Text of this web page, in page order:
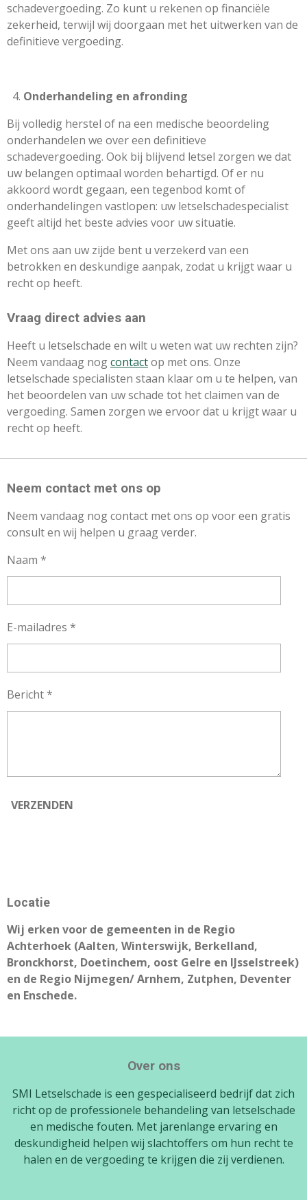
schadevergoeding. Zo kunt u rekenen op financiële
zekerheid, terwijl wij doorgaan met het uitwerken van de
definitieve vergoeding.
Onderhandeling en afronding
Bij volledig herstel of na een medische beoordeling
onderhandelen we over een definitieve
schadevergoeding. Ook bij blijvend letsel zorgen we dat
uw belangen optimaal worden behartigd. Of er nu
akkoord wordt gegaan, een tegenbod komt of
onderhandelingen vastlopen: uw letselschadespecialist
geeft altijd het beste advies voor uw situatie.
Met ons aan uw zijde bent u verzekerd van een
betrokken en deskundige aanpak, zodat u krijgt waar u
recht op heeft.
Vraag direct advies aan
Heeft u letselschade en wilt u weten wat uw rechten zijn?
Neem vandaag nogcontactop met ons. Onze
letselschade specialisten staan klaar om u te helpen, van
het beoordelen van uw schade tot het claimen van de
vergoeding. Samen zorgen we ervoor dat u krijgt waar u
recht op heeft.
Neem contact met ons op
Neem vandaag nog contact met ons op voor een gratis
consult en wij helpen u graag verder.
Naam *
E-mailadres *
Bericht *
VERZENDEN
Locatie
Wij erken voor de gemeenten in de Regio
Achterhoek (Aalten, Winterswijk, Berkelland,
Bronckhorst, Doetinchem, oost Gelre en IJsselstreek)
en de Regio Nijmegen/ Arnhem, Zutphen, Deventer
en Enschede.
Over ons
SMI Letselschade is een gespecialiseerd bedrijf dat zich
richt op de professionele behandeling van letselschade
en medische fouten. Met jarenlange ervaring en
deskundigheid helpen wij slachtoffers om hun recht te
halen en de vergoeding te krijgen die zij verdienen.